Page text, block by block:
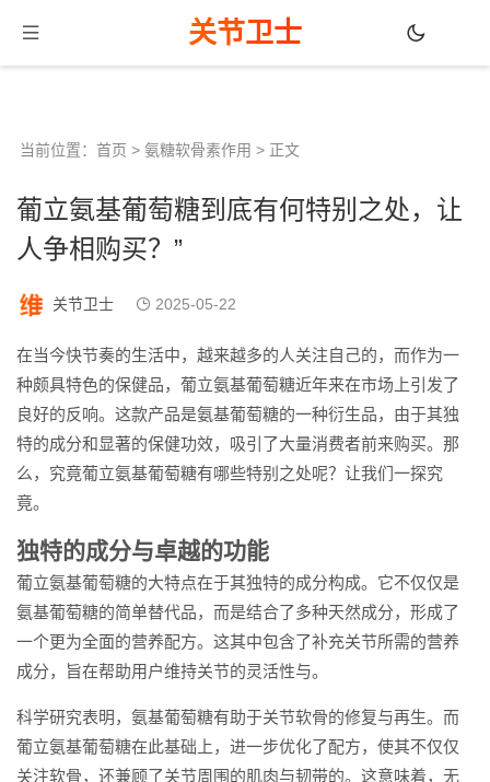
关节卫士
当前位置： 首页 > 氨糖软骨素作用 > 正文
葡立氨基葡萄糖到底有何特别之处，让
人争相购买？”
关节卫士 2025-05-22
在当今快节奏的生活中，越来越多的人关注自己的，而作为一
种颇具特色的保健品，葡立氨基葡萄糖近年来在市场上引发了
良好的反响。这款产品是氨基葡萄糖的一种衍生品，由于其独
特的成分和显著的保健功效，吸引了大量消费者前来购买。那
么，究竟葡立氨基葡萄糖有哪些特别之处呢？让我们一探究
竟。
独特的成分与卓越的功能
葡立氨基葡萄糖的大特点在于其独特的成分构成。它不仅仅是
氨基葡萄糖的简单替代品，而是结合了多种天然成分，形成了
一个更为全面的营养配方。这其中包含了补充关节所需的营养
成分，旨在帮助用户维持关节的灵活性与。
科学研究表明，氨基葡萄糖有助于关节软骨的修复与再生。而
葡立氨基葡萄糖在此基础上，进一步优化了配方，使其不仅仅
关注软骨，还兼顾了关节周围的肌肉与韧带的。这意味着，无